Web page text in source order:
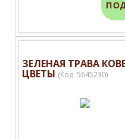
ЗЕЛЕНАЯ ТРАВА
ЦВЕТЫ (Код: 5645230)